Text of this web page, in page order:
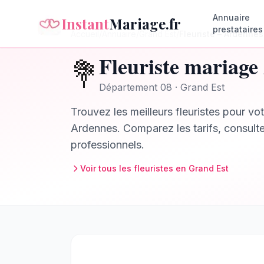
InstantMariage.fr
Annuaire
prestataires
Grand Est Fleuriste–Ardennes
💐Fleuristemariage
Département 08 · Grand Est
Trouvez les meilleurs fleuristes pour
Ardennes. Comparez les tarifs,
professionnels.
Voir tous les fleuristes en Grand Est